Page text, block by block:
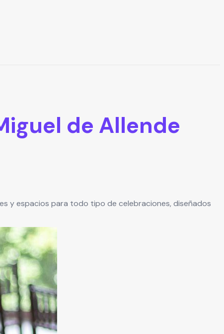
de Allende
y espacios para todo tipo de celebraciones, diseñados